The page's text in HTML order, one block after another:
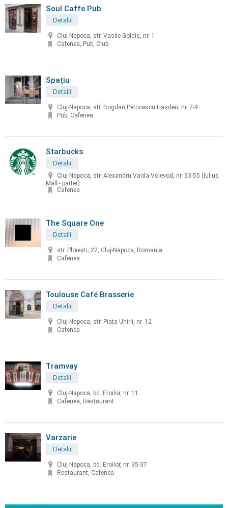
Soul Caffe Pub
Detalii
Cluj-Napoca, str. Vasile Goldiș, nr. 1
Cafenea, Pub, Club
Spațiu
Detalii
Cluj-Napoca, str. Bogdan Petricescu Hașdeu, nr. 7-9
Pub, Cafenea
Starbucks
Detalii
Cluj-Napoca, str. Alexandru Vaida-Voievod, nr. 53-55 (Iulius
Mall - parter)
Cafenea
The Square One
Detalii
str. Ploiești, 22, Cluj-Napoca, Romania
Cafenea
Toulouse Café Brasserie
Detalii
Cluj-Napoca, str. Piaţa Unirii, nr. 12
Cafenea
Tramvay
Detalii
Cluj-Napoca, bd. Eroilor, nr. 11
Cafenea, Restaurant
Varzarie
Detalii
Cluj-Napoca, bd. Eroilor, nr. 35-37
Restaurant, Cafenea